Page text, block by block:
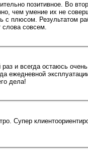
позитивное. Во
чем умение их не
с плюсом. Результатом
слова совсем.
и всегда остаюсь
ежедневной
дела!
Супер